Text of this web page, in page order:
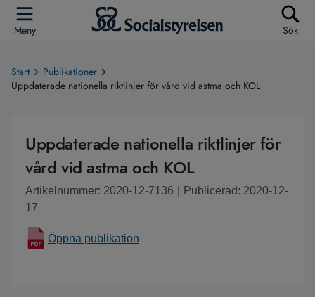
Meny Sök
Start
Publikationer
Uppdaterade nationella riktlinjer för vård vid astma och KOL
Uppdaterade nationella riktlinjer för
vård vid astma och KOL
Artikelnummer: 2020-12-7136
Publicerad: 2020-12-
17
Öppna publikation